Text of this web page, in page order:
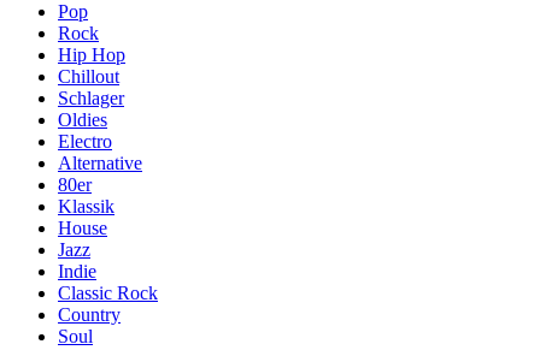
Pop
Rock
Hip Hop
Chillout
Schlager
Oldies
Electro
Alternative
80er
Klassik
House
Jazz
Indie
Classic Rock
Country
Soul